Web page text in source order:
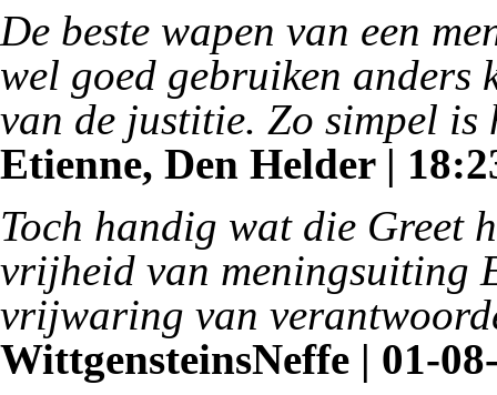
De beste wapen van een
wel goed gebruiken anders
van de justitie. Zo simpel is
Etienne, Den Helder |
Toch handig wat die Greet
vrijheid van meningsuiting
vrijwaring van
WittgensteinsNeffe | 01-